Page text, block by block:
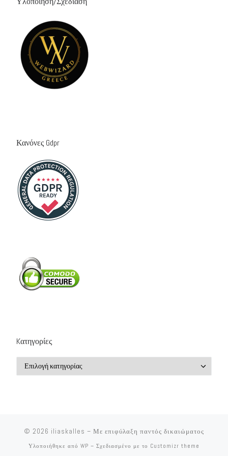
Κανόνες Gdpr
Kατηγορίες
© 2026 iliaskalles – Με επιφύλαξη παντός δικαιώματος
Υλοποιήθηκε από WP – Σχεδιασμένο με το Customizr theme